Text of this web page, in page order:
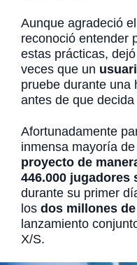
Aunque agradeció
reconoció entender
estas prácticas,
veces que un
pruebe durante una
antes de que
Afortunadamente
inmensa mayoría
proyecto de
446.000 jugadores
durante su primer
los dos millones
lanzamiento
X/S.